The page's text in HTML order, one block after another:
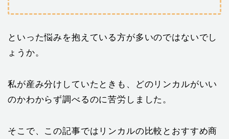
といった悩みを抱えている方が多いのではないでし
ょうか。
私が産み分けしていたときも、どのリンカルがいい
のかわからず調べるのに苦労しました。
そこで、この記事ではリンカルの比較とおすすめ商